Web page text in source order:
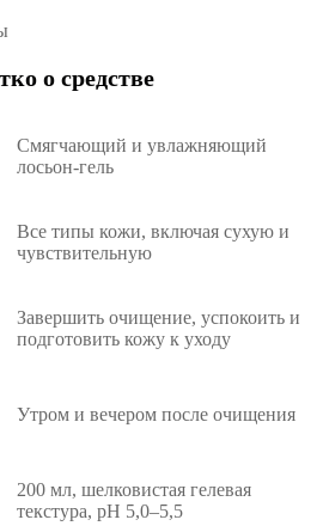
о средстве
Смягчающий и увлажняющий
лосьон-гель
Все типы кожи, включая сухую и
чувствительную
Завершить очищение, успокоить и
подготовить кожу к уходу
Утром и вечером после очищения
200 мл, шелковистая гелевая
текстура, pH 5,0–5,5